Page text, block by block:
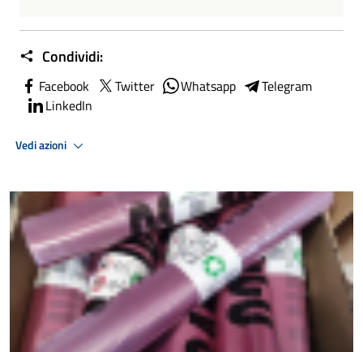
Condividi:
Facebook Twitter Whatsapp
Telegram
LinkedIn
Vedi azioni